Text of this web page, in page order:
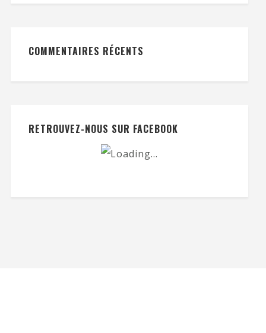
COMMENTAIRES RÉCENTS
RETROUVEZ-NOUS SUR FACEBOOK